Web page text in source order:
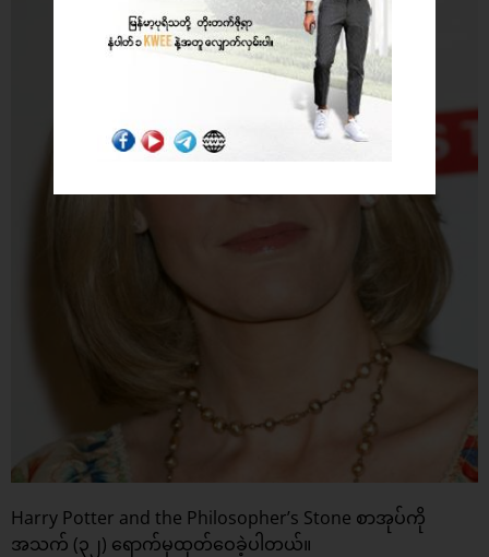
Harry Potter and the Philosopher’s Stone စာအုပ်ကို
အသက် (၃၂) ရောက်မှထုတ်ဝေခဲ့ပါတယ်။